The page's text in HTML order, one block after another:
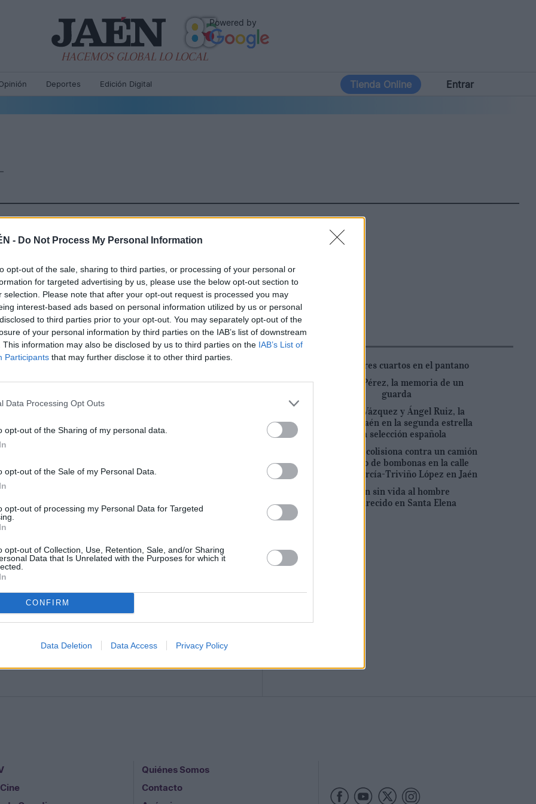
- Do Not Process My Personal Information
opt-out of the sale, sharing to third parties, or processing of your personal or
for targeted advertising by us, please use the below opt-out section to
selection. Please note that after your opt-out request is processed you may
interest-based ads based on personal information utilized by us or personal
to third parties prior to your opt-out. You may separately opt-out of the
of your personal information by third parties on the IAB’s list of downstream
This information may also be disclosed by us to third parties on the IAB’s List of
Participants that may further disclose it to other third parties.
Data Processing Opt Outs
opt-out of the Sharing of my personal data.
opt-out of the Sale of my Personal Data.
opt-out of processing my Personal Data for Targeted
opt-out of Collection, Use, Retention, Sale, and/or Sharing
Data that Is Unrelated with the Purposes for which it
CONFIRM
Data Deletion Data Access Privacy Policy
Powered by
HACEMOS GLOBAL LO LOCAL
Tienda Online Entrar
Deportes Edición Digital
Recortes de prensa
todo me la trae al fresco. Ventajas de carecer de
pequeñas cosas soy muy mío, muy puñetero.
En ellos cuido no solo el mensaje, sino
las palabras empleadas, las expresiones de
de la generosidad de las sesenta o setenta
lo publicado queda resultón, ameno y
veces, el resultado no me convence y me
venidero, con el único propósito de procurar
mí, escribir en el Diario Jaén, además de un
un grito en la oscuridad, una sesión menos
como yo lo he concebido, no es el mismo que
o por lo que sea, la tristeza me secuestra al
en la vitrina, donde guardaba la lotería
Lo más leído
Lluvia a tres cuartos en el pantano
Serafín Pérez, la memoria de un
guarda
Claudio Vázquez y Ángel Ruiz, la
huella de Jaén en la segunda estrella
de la selección española
Un turismo colisiona contra un camión
de reparto de bombonas en la calle
Eduardo García-Triviño López en Jaén
Hallan sin vida al hombre
desaparecido en Santa Elena
Quiénes Somos
Contacto